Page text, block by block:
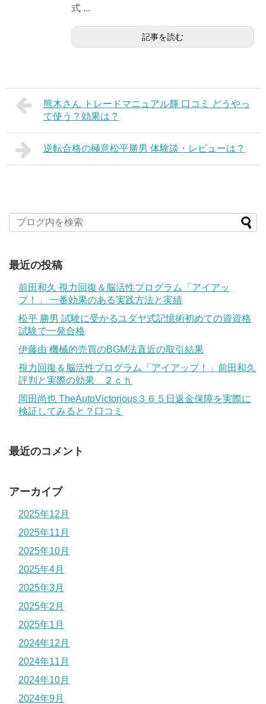
式 ...
記事を読む
熊木さん トレードマニュアル輝 口コミ どうやっ
て使う？効果は？
逆転合格の極意松平勝男 体験談・レビューは？
最近の投稿
前田和久 視力回復＆脳活性プログラム「アイアッ
プ！」 一番効果のある実践方法と実績
松平 勝男 試験に受かるユダヤ式記憶術初めての資資格
試験で一発合格
伊藤由 機械的売買のBGM法直近の取引結果
視力回復＆脳活性プログラム「アイアップ！」前田和久
評判と実際の効果 ２ｃｈ
岡田尚也 TheAutoVictorious３６５日返金保障を実際に
検証してみると？口コミ
最近のコメント
アーカイブ
2025年12月
2025年11月
2025年10月
2025年4月
2025年3月
2025年2月
2025年1月
2024年12月
2024年11月
2024年10月
2024年9月